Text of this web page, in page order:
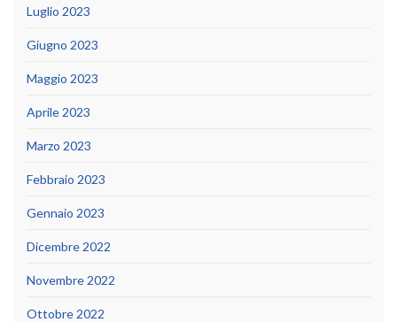
Luglio 2023
Giugno 2023
Maggio 2023
Aprile 2023
Marzo 2023
Febbraio 2023
Gennaio 2023
Dicembre 2022
Novembre 2022
Ottobre 2022